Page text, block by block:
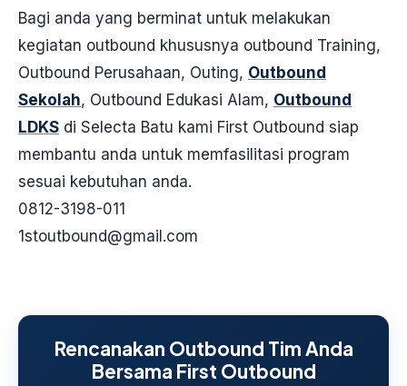
Bagi anda yang berminat untuk melakukan
kegiatan outbound khususnya outbound Training,
Outbound Perusahaan, Outing, Outbound
Sekolah, Outbound Edukasi Alam, Outbound
LDKS di Selecta Batu kami First Outbound siap
membantu anda untuk memfasilitasi program
sesuai kebutuhan anda.
0812-3198-011
1stoutbound@gmail.com
Rencanakan Outbound Tim Anda
Bersama First Outbound